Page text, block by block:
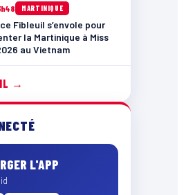
MARTINIQUE
Fibleuil s’envole pour
la Martinique à Miss
au Vietnam
→
L'APP